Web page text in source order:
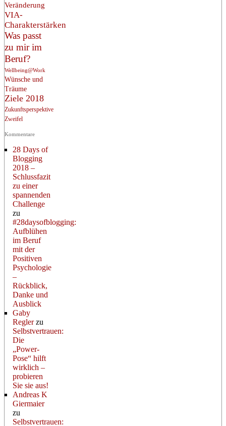
Veränderung
VIA-
Charakterstärken
Was passt
zu mir im
Beruf?
Wellbeing@Work
Wünsche und
Träume
Ziele 2018
Zukunftsperspektive
Zweifel
Kommentare
28 Days of
Blogging
2018 –
Schlussfazit
zu einer
spannenden
Challenge
zu
#28daysofblogging:
Aufblühen
im Beruf
mit der
Positiven
Psychologie
–
Rückblick,
Danke und
Ausblick
Gaby
Reglerzu
Selbstvertrauen:
Die
„Power-
Pose“ hilft
wirklich –
probieren
Sie sie aus!
Andreas K
Giermaier
zu
Selbstvertrauen: